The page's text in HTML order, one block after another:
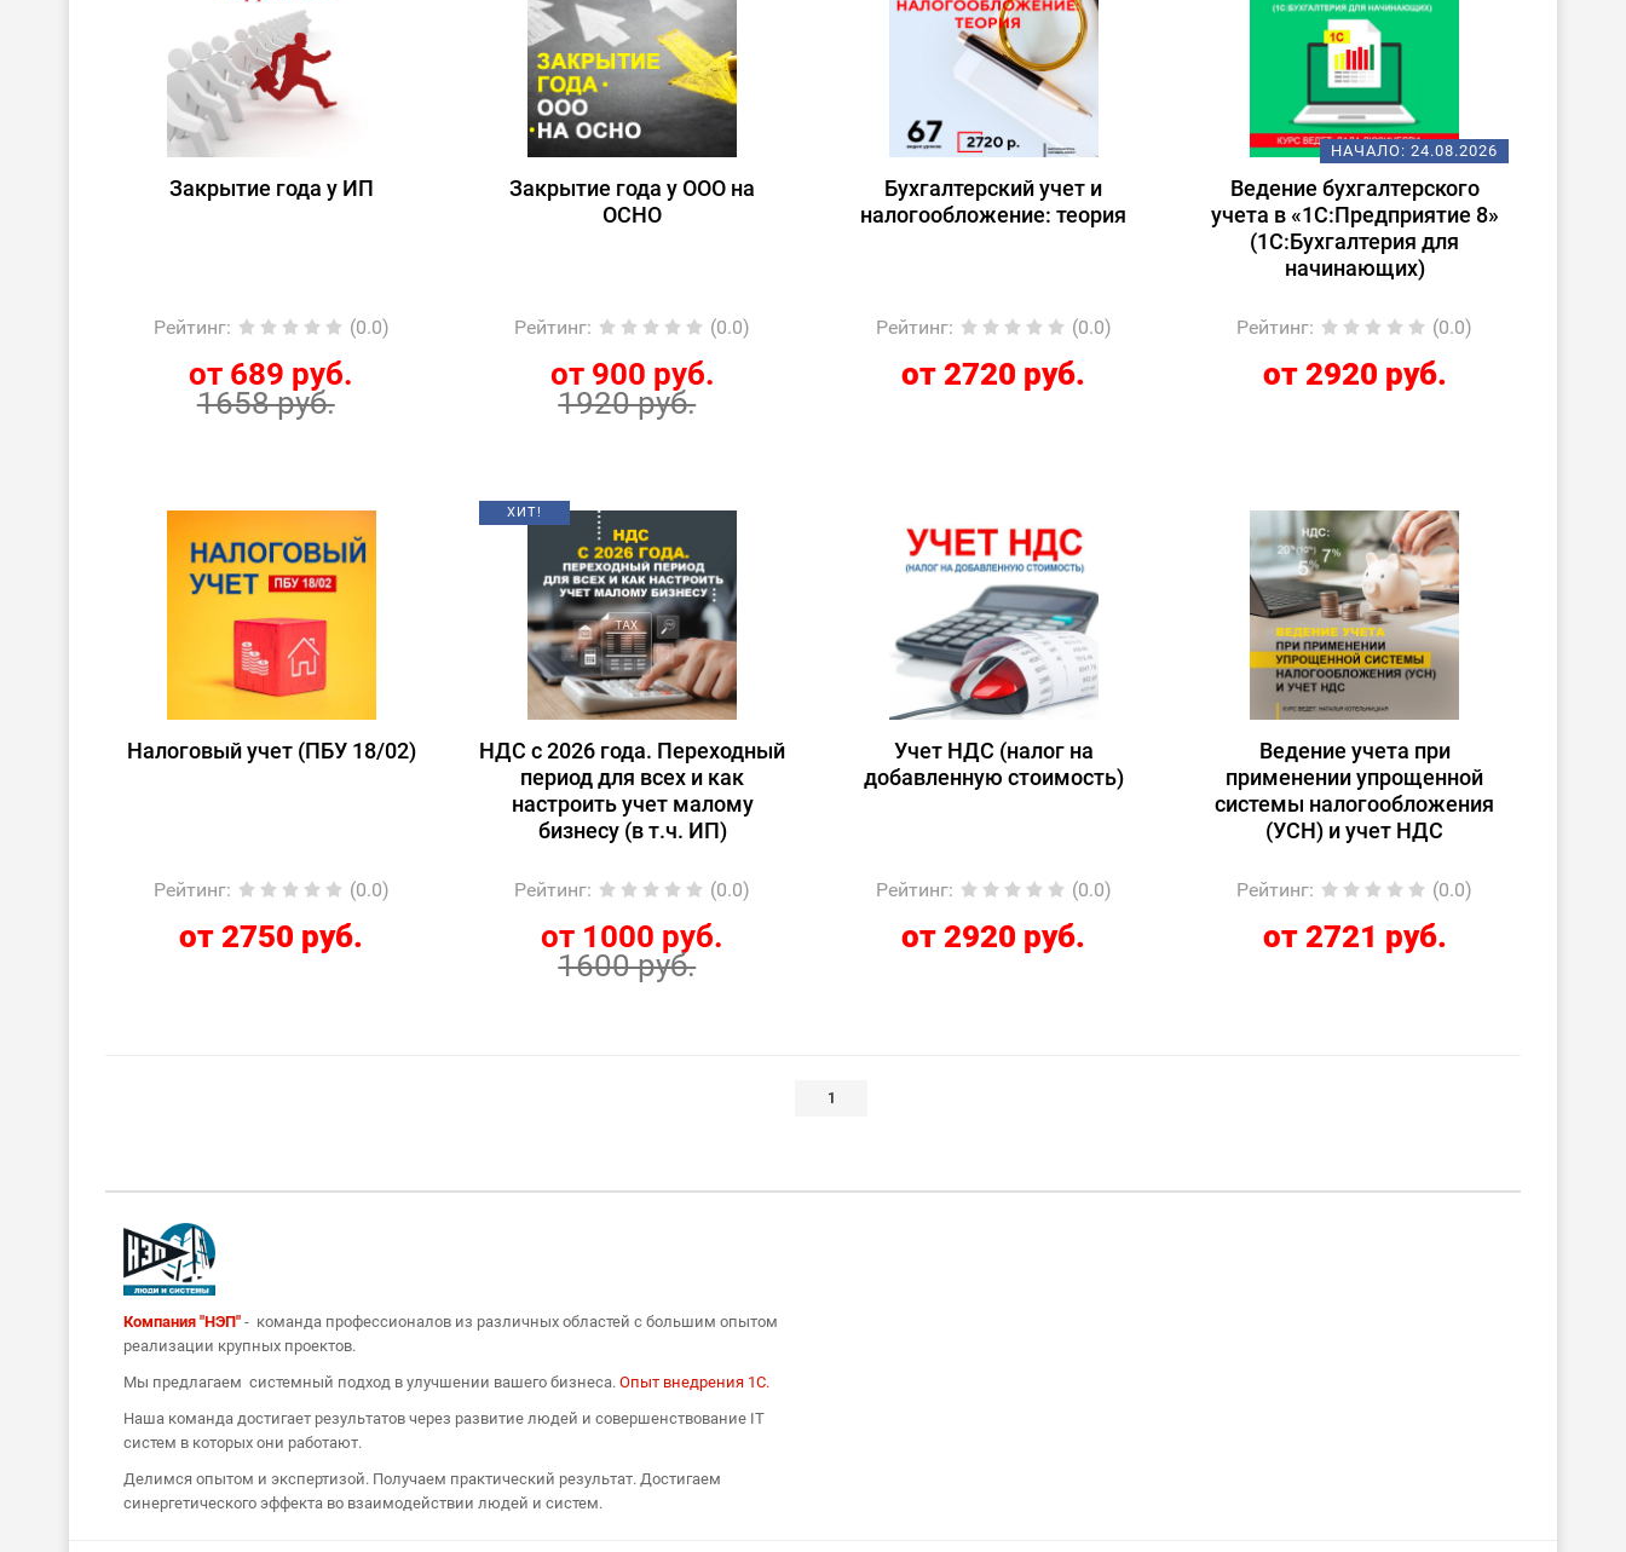
Закрытие года у ИП
Рейтинг: (0.0)
от 689 руб.
1658 руб.
Закрытие года у ООО на
ОСНО
Рейтинг: (0.0)
от 900 руб.
1920 руб.
Бухгалтерский учет и
налогообложение: теория
Рейтинг: (0.0)
от 2720 руб.
НАЧАЛО: 24.08.2026
Ведение бухгалтерского
учета в «1С:Предприятие 8»
(1С:Бухгалтерия для
начинающих)
Рейтинг: (0.0)
от 2920 руб.
Налоговый учет (ПБУ 18/02)
Рейтинг: (0.0)
от 2750 руб.
ХИТ!
НДС с 2026 года. Переходный
период для всех и как
настроить учет малому
бизнесу (в т.ч. ИП)
Рейтинг: (0.0)
от 1000 руб.
1600 руб.
Учет НДС (налог на
добавленную стоимость)
Рейтинг: (0.0)
от 2920 руб.
Ведение учета при
применении упрощенной
системы налогообложения
(УСН) и учет НДС
Рейтинг: (0.0)
от 2721 руб.
1
Компания "НЭП" - команда профессионалов из различных областей с большим опытом
реализации крупных проектов.
Мы предлагаем системный подход в улучшении вашего бизнеса. Опыт внедрения 1С.
Наша команда достигает результатов через развитие людей и совершенствование IT
систем в которых они работают.
Делимся опытом и экспертизой. Получаем практический результат. Достигаем
синергетического эффекта во взаимодействии людей и систем.